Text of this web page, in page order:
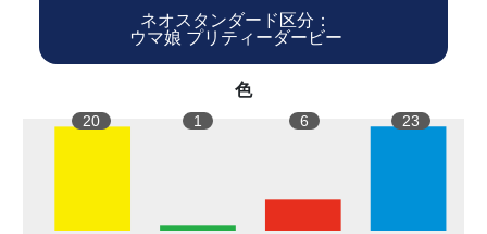
ネオスタンダード区分：
ウマ娘 プリティーダービー
色
20 1 6 23